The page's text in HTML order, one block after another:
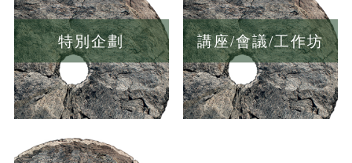
特別企劃 講座/會議/工作坊